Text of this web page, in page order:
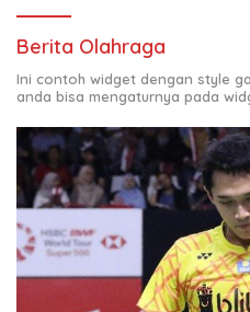
Berita Olahraga
Ini contoh widget dengan style
anda bisa mengaturnya pada